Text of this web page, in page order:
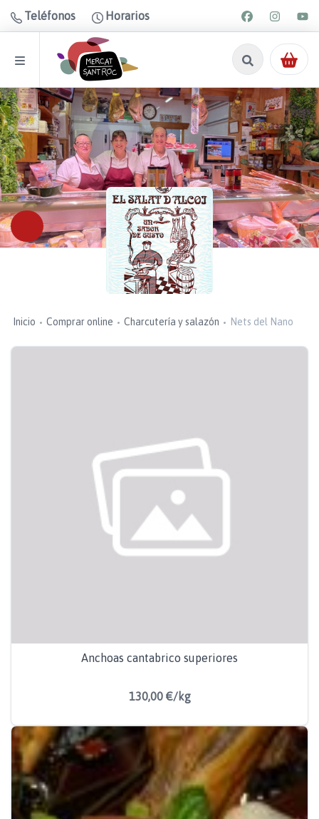
Teléfonos Horarios
Inicio Comprar online Charcutería y salazón Nets del Nano
Anchoas cantabrico superiores
130,00 €/kg